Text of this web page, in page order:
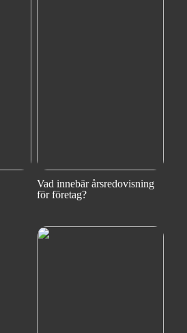
Vad innebär årsredovisning
för företag?